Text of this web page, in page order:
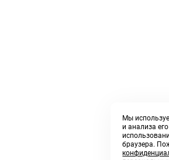
Мы
и анализа
браузера.